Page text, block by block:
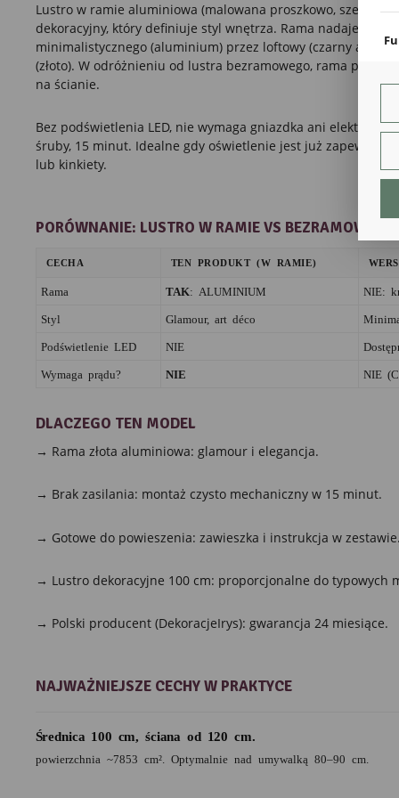
Lustro w ramie aluminiowa (malowana proszkowo, szer.
dekoracyjny, który definiuje styl wnętrza. Rama nadaje lustru
minimalistycznego (aluminium) przez loftowy (czarny
(złoto). W odróżnieniu od lustra bezramowego, rama
na ścianie.
Bez podświetlenia LED, nie wymaga gniazdka ani elektryka.
śruby, 15 minut. Idealne gdy oświetlenie jest już zapewnione
lub kinkiety.
PORÓWNANIE: LUSTRO W RAMIE VS BEZRAMOWE
CECHA TEN PRODUKT (W RAMIE)
Rama TAK: ALUMINIUM NIE:
Styl Glamour, art déco
Podświetlenie LED NIE
Wymaga prądu? NIE NIE
DLACZEGO TEN MODEL
→ Rama złota aluminiowa: glamour i elegancja.
→ Brak zasilania: montaż czysto mechaniczny w 15 minut.
→ Gotowe do powieszenia: zawieszka i instrukcja w zestawie.
→ Lustro dekoracyjne 100 cm: proporcjonalne do typowych
→ Polski producent (DekoracjeIrys): gwarancja 24 miesiące.
NAJWAŻNIEJSZE CECHY W PRAKTYCE
Średnica 100 cm, ściana od 120 cm.
powierzchnia ~7853 cm². Optymalnie nad umywalką 80–90 cm.